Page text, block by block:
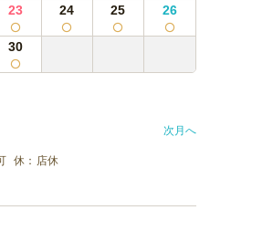
23 24 25 26
30
次月へ
店休